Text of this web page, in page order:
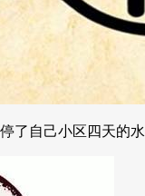
了自己小区四天的水